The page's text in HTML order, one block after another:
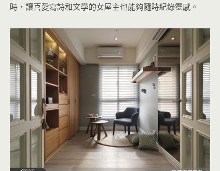
時，讓喜愛寫詩和文學的女屋主也能夠隨時紀錄靈感。